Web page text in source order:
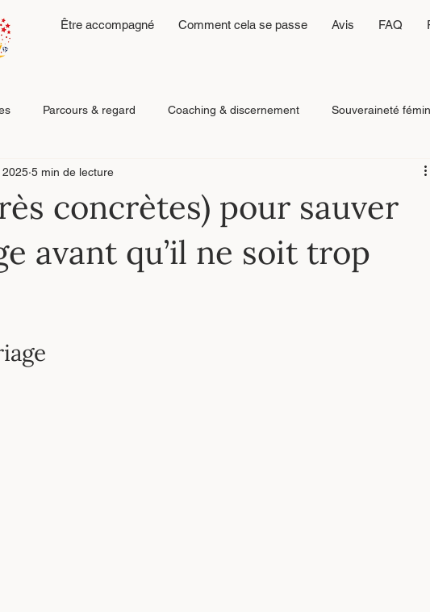
Être accompagné Comment cela se passe Avis FAQ
Parcours & regard Coaching & discernement Souveraineté
Émotions, fatigue & régulation 28
concrètes) pour sauver
avant qu’il ne soit trop
2025 5 min de lecture